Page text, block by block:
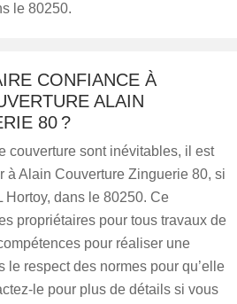
le 80250.
CONFIANCE À
ALAIN
80 ?
couverture sont inévitables, il est
à Alain Couverture Zinguerie 80, si
Hortoy, dans le 80250. Ce
propriétaires pour tous travaux de
pour réaliser une
le respect des normes pour qu’elle
le pour plus de détails si vous